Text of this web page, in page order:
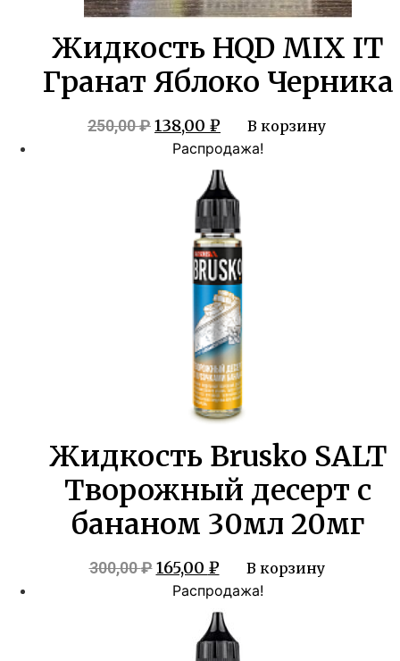
Жидкость HQD MIX IT
Гранат Яблоко Черника
250,00₽Первоначальная
цена
составляла
250,00 ₽.
138,00 ₽ Текущая
цена:
138,00 ₽.
В корзину
Распродажа!
Жидкость Brusko SALT
Творожный десерт с
бананом 30мл 20мг
300,00₽ Первоначальная
цена
составляла
300,00 ₽.
165,00 ₽Текущая
цена:
165,00 ₽.
В корзину
Распродажа!